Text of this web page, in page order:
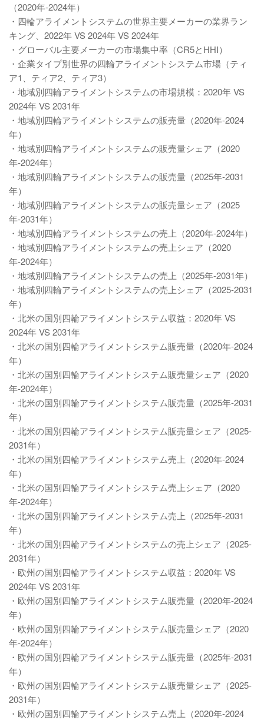
（2020年-2024年）
・四輪アライメントシステムの世界主要メーカーの業界ラン
キング、2022年 VS 2024年 VS 2024年
・グローバル主要メーカーの市場集中率（CR5とHHI）
・企業タイプ別世界の四輪アライメントシステム市場（ティ
ア1、ティア2、ティア3）
・地域別四輪アライメントシステムの市場規模：2020年 VS
2024年 VS 2031年
・地域別四輪アライメントシステムの販売量（2020年-2024
年）
・地域別四輪アライメントシステムの販売量シェア（2020
年-2024年）
・地域別四輪アライメントシステムの販売量（2025年-2031
年）
・地域別四輪アライメントシステムの販売量シェア（2025
年-2031年）
・地域別四輪アライメントシステムの売上（2020年-2024年）
・地域別四輪アライメントシステムの売上シェア（2020
年-2024年）
・地域別四輪アライメントシステムの売上（2025年-2031年）
・地域別四輪アライメントシステムの売上シェア（2025-2031
年）
・北米の国別四輪アライメントシステム収益：2020年 VS
2024年 VS 2031年
・北米の国別四輪アライメントシステム販売量（2020年-2024
年）
・北米の国別四輪アライメントシステム販売量シェア（2020
年-2024年）
・北米の国別四輪アライメントシステム販売量（2025年-2031
年）
・北米の国別四輪アライメントシステム販売量シェア（2025-
2031年）
・北米の国別四輪アライメントシステム売上（2020年-2024
年）
・北米の国別四輪アライメントシステム売上シェア（2020
年-2024年）
・北米の国別四輪アライメントシステム売上（2025年-2031
年）
・北米の国別四輪アライメントシステムの売上シェア（2025-
2031年）
・欧州の国別四輪アライメントシステム収益：2020年 VS
2024年 VS 2031年
・欧州の国別四輪アライメントシステム販売量（2020年-2024
年）
・欧州の国別四輪アライメントシステム販売量シェア（2020
年-2024年）
・欧州の国別四輪アライメントシステム販売量（2025年-2031
年）
・欧州の国別四輪アライメントシステム販売量シェア（2025-
2031年）
・欧州の国別四輪アライメントシステム売上（2020年-2024